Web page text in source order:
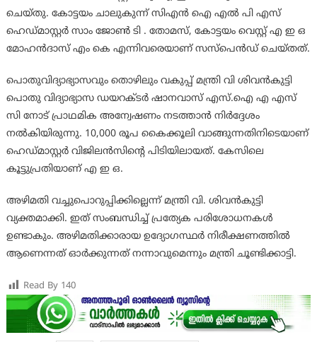
ചെയ്തു. കോട്ടയം ചാലുകുന്ന് സിഎൻ ഐ എൽ പി എസ്
ഹെഡ്മാസ്റ്റർ സാം ജോൺ ടി . തോമസ്, കോട്ടയം വെസ്റ്റ് എ ഇ ഒ
മോഹൻദാസ് എം കെ എന്നിവരെയാണ് സസ്പെൻഡ് ചെയ്തത്.
പൊതുവിദ്യാഭ്യാസവും തൊഴിലും വകുപ്പ് മന്ത്രി വി ശിവൻകുട്ടി
പൊതു വിദ്യാഭ്യാസ ഡയറക്ടർ ഷാനവാസ് എസ്.ഐ എ എസ്
സി നോട് പ്രാഥമിക അന്വേഷണം നടത്താൻ നിർദ്ദേശം
നൽകിയിരുന്നു. 10,000 രൂപ കൈക്കൂലി വാങ്ങുന്നതിനിടെയാണ്
ഹെഡ്മാസ്റ്റർ വിജിലൻസിന്റെ പിടിയിലായത്. കേസിലെ
കൂട്ടുപ്രതിയാണ് എ ഇ ഒ.
അഴിമതി വച്ചുപൊറുപ്പിക്കില്ലെന്ന് മന്ത്രി വി. ശിവൻകുട്ടി
വ്യക്തമാക്കി. ഇത് സംബന്ധിച്ച് പ്രത്യേക പരിശോധനകൾ
ഉണ്ടാകും. അഴിമതിക്കാരായ ഉദ്യോഗസ്ഥർ നിരീക്ഷണത്തിൽ
ആണെന്നത് ഓർക്കുന്നത് നന്നാവുമെന്നും മന്ത്രി ചൂണ്ടിക്കാട്ടി.
Read By 140